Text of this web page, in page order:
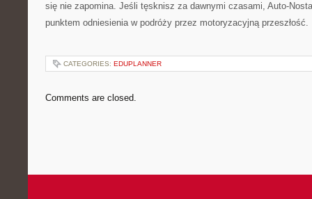
się nie zapomina. Jeśli tęsknisz za dawnymi czasami, Auto-
punktem odniesienia w podróży przez motoryzacyjną przeszłość.
CATEGORIES: EDUPLANNER
Comments are closed.